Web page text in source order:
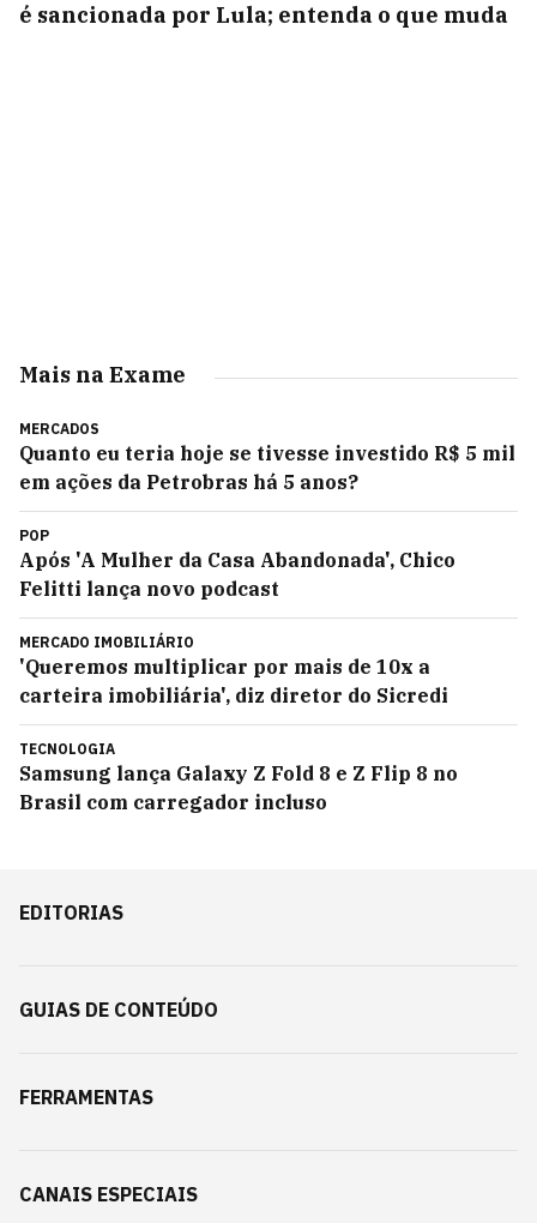
é sancionada por Lula; entenda o que muda
Mais na Exame
MERCADOS
Quanto eu teria hoje se tivesse investido R$ 5 mil
em ações da Petrobras há 5 anos?
POP
Após 'A Mulher da Casa Abandonada', Chico
Felitti lança novo podcast
MERCADO IMOBILIÁRIO
'Queremos multiplicar por mais de 10x a
carteira imobiliária', diz diretor do Sicredi
TECNOLOGIA
Samsung lança Galaxy Z Fold 8 e Z Flip 8 no
Brasil com carregador incluso
EDITORIAS
GUIAS DE CONTEÚDO
FERRAMENTAS
CANAIS ESPECIAIS